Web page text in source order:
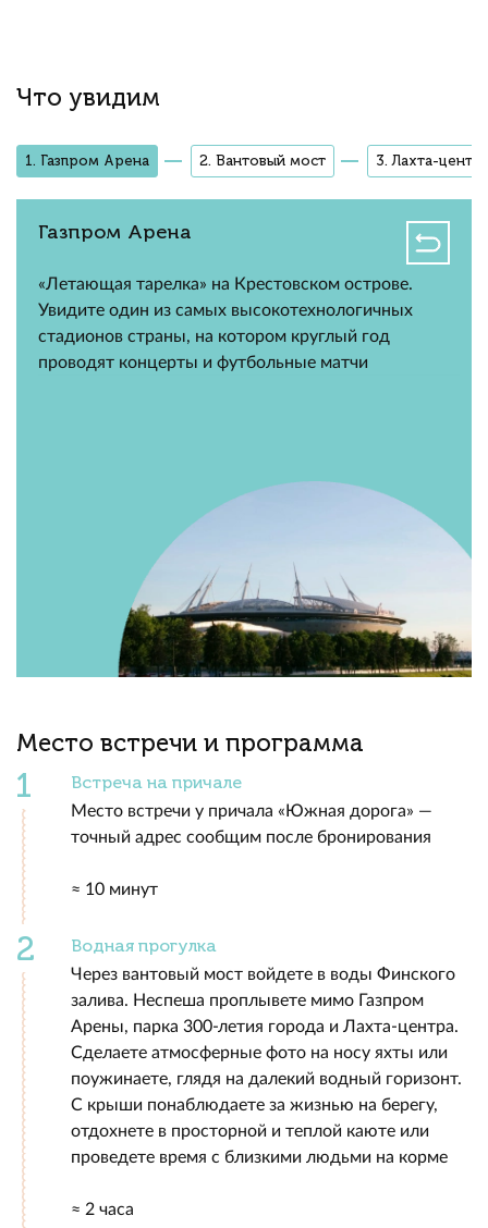
Что увидим
1. Газпром Арена 2. Вантовый мост 3. Лахта-центр
Газпром Арена
«Летающая тарелка» на Крестовском острове.
Увидите один из самых высокотехнологичных
стадионов страны, на котором круглый год
проводят концерты и футбольные матчи
Место встречи и программа
Встреча на причале
Место встречи у причала «Южная дорога» —
точный адрес сообщим после бронирования
≈ 10 минут
Водная прогулка
Через вантовый мост войдете в воды Финского
залива. Неспеша проплывете мимо Газпром
Арены, парка 300-летия города и Лахта-центра.
Сделаете атмосферные фото на носу яхты или
поужинаете, глядя на далекий водный горизонт.
С крыши понаблюдаете за жизнью на берегу,
отдохнете в просторной и теплой каюте или
проведете время с близкими людьми на корме
≈ 2 часа